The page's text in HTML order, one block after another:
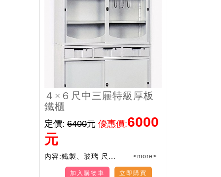
４×６尺中三屜特級厚板
鐵櫃
定價: 6400元 優惠價:6000
元
內容:鐵製、玻璃 尺... <more>
立即購買
加入購物車